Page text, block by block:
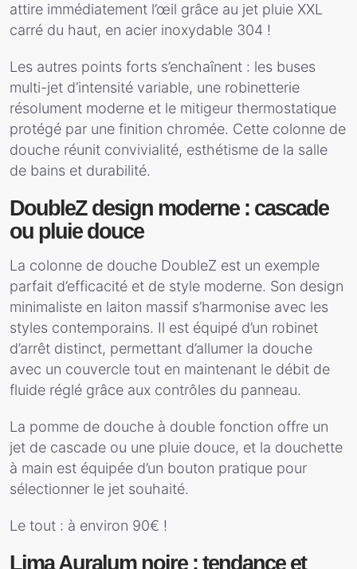
attire immédiatement l’œil grâce au jet pluie XXL
carré du haut, en acier inoxydable 304 !
Les autres points forts s’enchaînent : les buses
multi-jet d’intensité variable, une robinetterie
résolument moderne et le mitigeur thermostatique
protégé par une finition chromée. Cette colonne de
douche réunit convivialité, esthétisme de la salle
de bains et durabilité.
DoubleZ design moderne : cascade
ou pluie douce
La colonne de douche DoubleZ est un exemple
parfait d’efficacité et de style moderne. Son design
minimaliste en laiton massif s’harmonise avec les
styles contemporains. Il est équipé d’un robinet
d’arrêt distinct, permettant d’allumer la douche
avec un couvercle tout en maintenant le débit de
fluide réglé grâce aux contrôles du panneau.
La pomme de douche à double fonction offre un
jet de cascade ou une pluie douce, et la douchette
à main est équipée d’un bouton pratique pour
sélectionner le jet souhaité.
Le tout : à environ 90€ !
Lima Auralum noire : tendance et